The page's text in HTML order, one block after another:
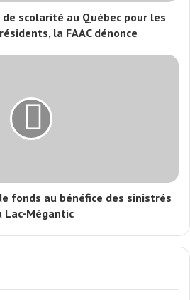
scolarité au Québec pour les
la FAAC dénonce
fonds au bénéfice des sinistrés
Lac-Mégantic